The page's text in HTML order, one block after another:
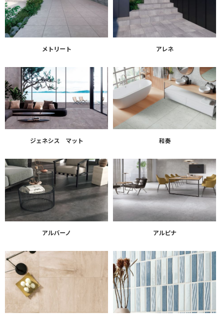
メトリート アレネ
ジェネシス マット 和奏
アルバーノ アルピナ